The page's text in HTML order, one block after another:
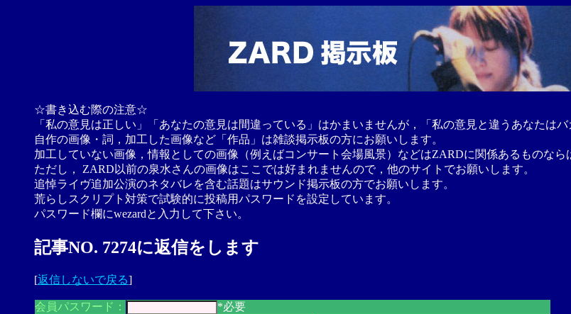
☆書き込む際の注意☆
「私の意見は正しい」「あなたの意見は間違っている」はかまいませんが，「私の意見と違うあなたはバ
自作の画像・詞，加工した画像など「作品」は雑談掲示板の方にお願いします。
加工していない画像，情報としての画像（例えばコンサート会場風景）などはZARDに関係あるものなら
ただし， ZARD以前の泉水さんの画像はここでは好まれませんので，他のサイトでお願いします。
追悼ライヴ追加公演のネタバレを含む話題はサウンド掲示板の方でお願いします。
荒らしスクリプト対策で試験的に投稿用パスワードを設定しています。
パスワード欄にwezardと入力して下さい。
記事NO. 7274に返信をします
[返信しないで戻る]
会員パスワード：
*必要